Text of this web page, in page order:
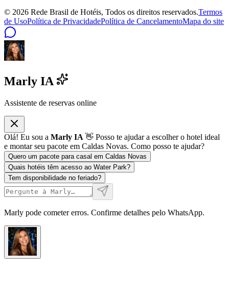
© 2026 Rede Brasil de Hotéis, Todos os direitos reservados.Termos
de UsoPolítica de PrivacidadePolítica de CancelamentoMapa do site
Marly IA
Assistente de reservas online
Olá! Eu sou a Marly IA 👋 Posso te ajudar a escolher o hotel ideal
e montar seu pacote em Caldas Novas. Como posso te ajudar?
Quero um pacote para casal em Caldas Novas
Quais hotéis têm acesso ao Water Park?
Tem disponibilidade no feriado?
Marly pode cometer erros. Confirme detalhes pelo WhatsApp.